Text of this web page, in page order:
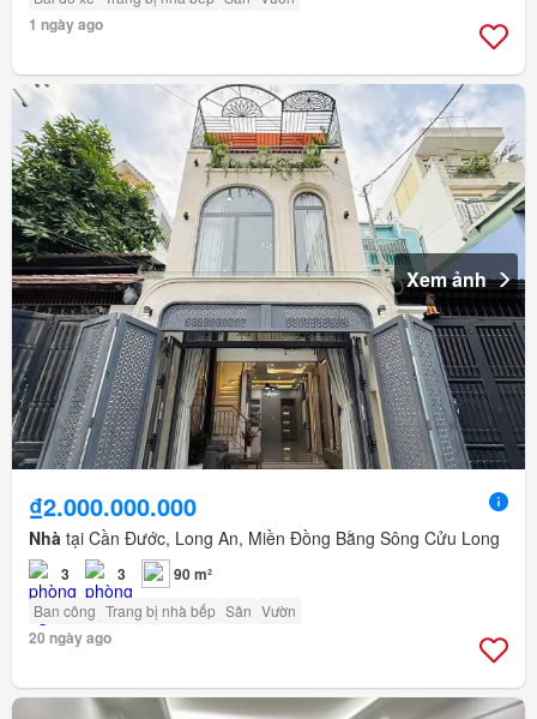
1 ngày ago
Xem ảnh
₫2.000.000.000
Nhà tại Cần Đước, Long An, Miền Đồng Bằng Sông Cửu Long
3 3 90 m²
Ban công Trang bị nhà bếp Sân Vườn
20 ngày ago